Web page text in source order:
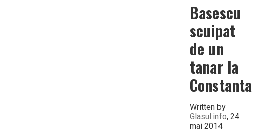
Basescu
scuipat
de un
tanar la
Constanta
Written by
Glasul.info, 24
mai 2014